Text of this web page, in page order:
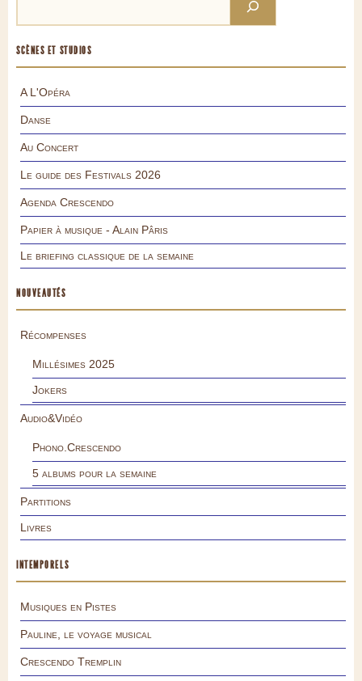
SCÈNES ET STUDIOS
A L'Opéra
Danse
Au Concert
Le guide des Festivals 2026
Agenda Crescendo
Papier à musique - Alain Pâris
Le briefing classique de la semaine
NOUVEAUTÉS
Récompenses
Millésimes 2025
Jokers
Audio&Vidéo
Phono.Crescendo
5 albums pour la semaine
Partitions
Livres
INTEMPORELS
Musiques en Pistes
Pauline, le voyage musical
Crescendo Tremplin